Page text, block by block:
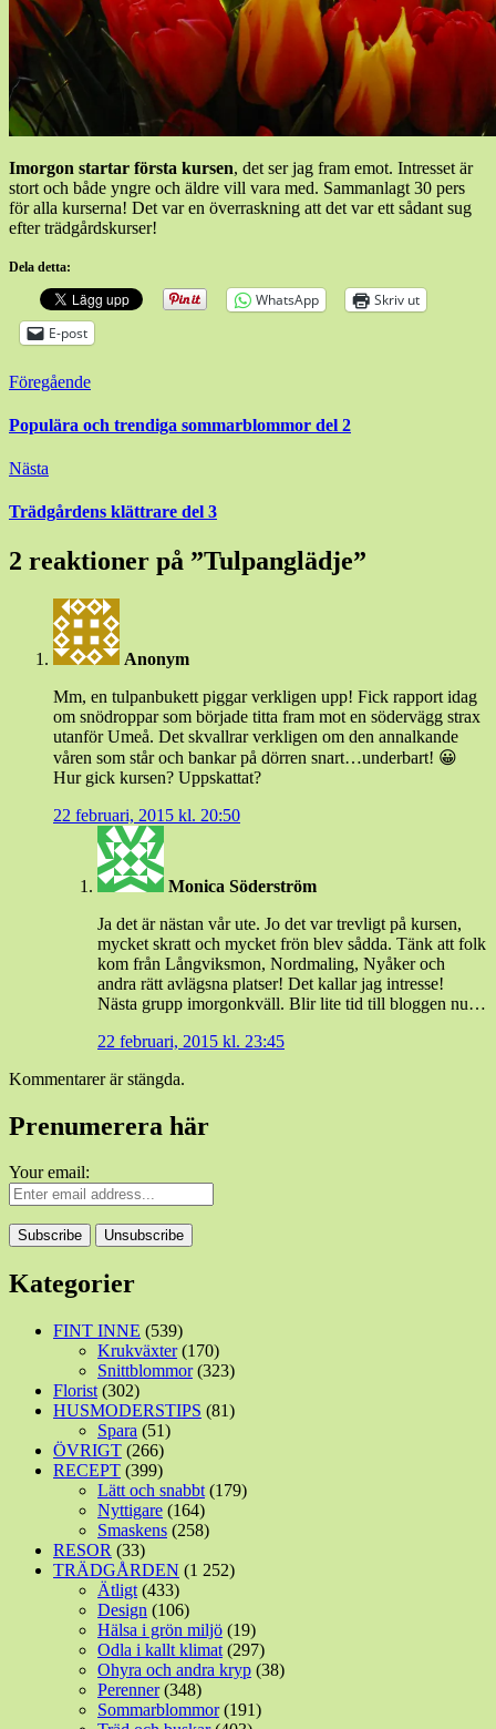
Imorgon startar första kursen, det ser jag fram emot. Intresset är
stort och både yngre och äldre vill vara med. Sammanlagt 30 pers
för alla kurserna! Det var en överraskning att det var ett sådant sug
efter trädgårdskurser!
Dela detta:
WhatsApp
Skriv ut
E-post
Inläggsnavigering
Föregående
Populära och trendiga sommarblommor del 2
Nästa
Trädgårdens klättrare del 3
2 reaktioner på ”Tulpanglädje”
Anonym
Mm, en tulpanbukett piggar verkligen upp! Fick rapport idag
om snödroppar som började titta fram mot en södervägg strax
utanför Umeå. Det skvallrar verkligen om den annalkande
våren som står och bankar på dörren snart…underbart! 😀
Hur gick kursen? Uppskattat?
22 februari, 2015 kl. 20:50
Monica Söderström
Ja det är nästan vår ute. Jo det var trevligt på kursen,
mycket skratt och mycket frön blev sådda. Tänk att folk
kom från Långviksmon, Nordmaling, Nyåker och
andra rätt avlägsna platser! Det kallar jag intresse!
Nästa grupp imorgonkväll. Blir lite tid till bloggen nu…
22 februari, 2015 kl. 23:45
Kommentarer är stängda.
Prenumerera här
Your email:
Kategorier
FINT INNE (539)
Krukväxter(170)
Snittblommor(323)
Florist (302)
HUSMODERSTIPS (81)
Spara (51)
ÖVRIGT (266)
RECEPT (399)
Lätt och snabbt (179)
Nyttigare (164)
Smaskens (258)
RESOR (33)
TRÄDGÅRDEN (1 252)
Ätligt (433)
Design (106)
Hälsa i grön miljö (19)
Odla i kallt klimat (297)
Ohyra och andra kryp (38)
Perenner(348)
Sommarblommor(191)